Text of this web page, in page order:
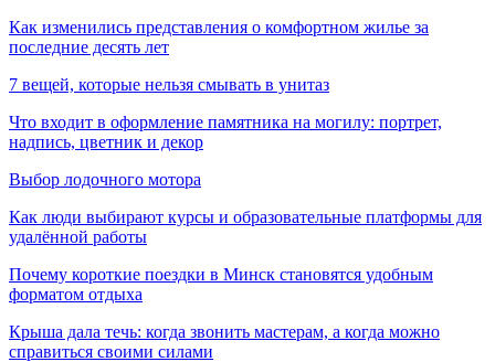
Как изменились представления о комфортном жилье за
последние десять лет
7 вещей, которые нельзя смывать в унитаз
Что входит в оформление памятника на могилу: портрет,
надпись, цветник и декор
Выбор лодочного мотора
Как люди выбирают курсы и образовательные платформы для
удалённой работы
Почему короткие поездки в Минск становятся удобным
форматом отдыха
Крыша дала течь: когда звонить мастерам, а когда можно
справиться своими силами